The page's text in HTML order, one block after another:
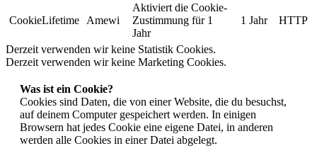
CookieLifetime Amewi
Aktiviert die Cookie-
Zustimmung für 1
Jahr
1 Jahr HTTP
Derzeit verwenden wir keine Statistik Cookies.
Derzeit verwenden wir keine Marketing Cookies.
Was ist ein Cookie?
Cookies sind Daten, die von einer Website, die du besuchst,
auf deinem Computer gespeichert werden. In einigen
Browsern hat jedes Cookie eine eigene Datei, in anderen
werden alle Cookies in einer Datei abgelegt.